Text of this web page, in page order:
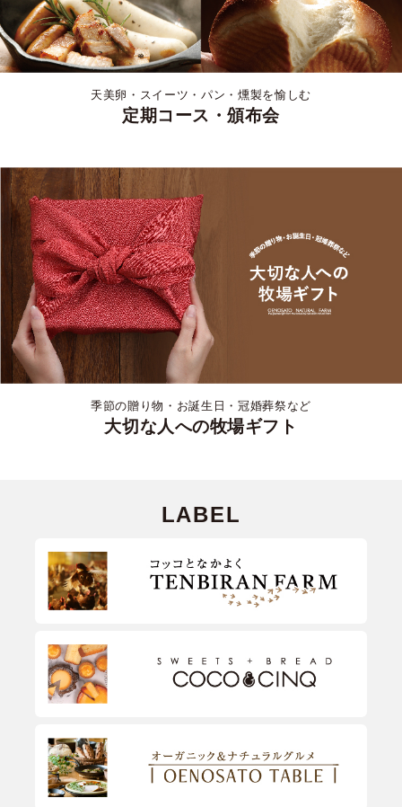
天美卵・スイーツ・パン・燻製を愉しむ
定期コース・頒布会
季節の贈り物・お誕生日・冠婚葬祭など
大切な人への牧場ギフト
LABEL